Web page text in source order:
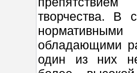
творчества. В
обладающими
один из них